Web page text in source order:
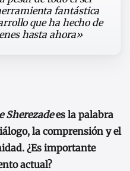
fantástica
que ha hecho de
hasta ahora»
Sherezadees la palabra
la comprensión y el
¿Es importante
actual?